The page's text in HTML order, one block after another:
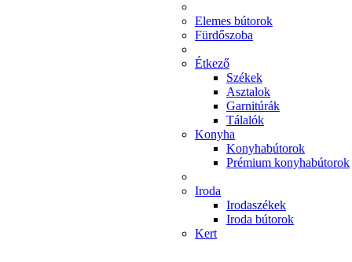
Elemes bútorok
Fürdőszoba
Étkező
Székek
Asztalok
Garnitúrák
Tálalók
Konyha
Konyhabútorok
Prémium konyhabútorok
Iroda
Irodaszékek
Iroda bútorok
Kert